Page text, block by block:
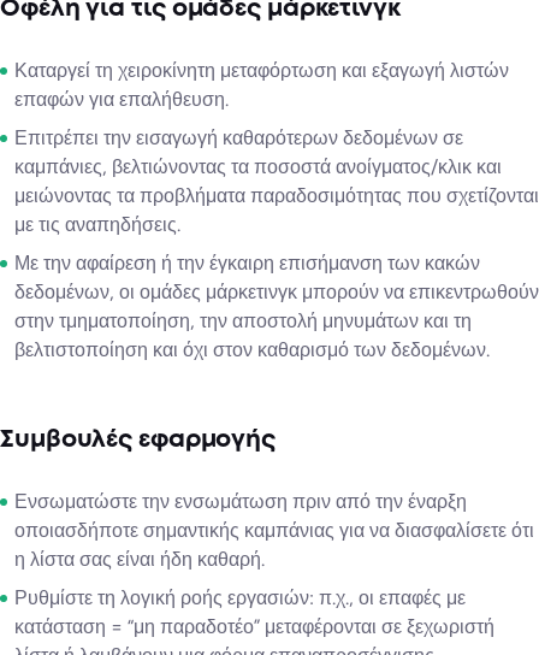
Οφέλη για τις ομάδες μάρκετινγκ
Καταργεί τη χειροκίνητη μεταφόρτωση και εξαγωγή λιστών
επαφών για επαλήθευση.
Επιτρέπει την εισαγωγή καθαρότερων δεδομένων σε
καμπάνιες, βελτιώνοντας τα ποσοστά ανοίγματος/κλικ και
μειώνοντας τα προβλήματα παραδοσιμότητας που σχετίζονται
με τις αναπηδήσεις.
Με την αφαίρεση ή την έγκαιρη επισήμανση των κακών
δεδομένων, οι ομάδες μάρκετινγκ μπορούν να επικεντρωθούν
στην τμηματοποίηση, την αποστολή μηνυμάτων και τη
βελτιστοποίηση και όχι στον καθαρισμό των δεδομένων.
Συμβουλές εφαρμογής
Ενσωματώστε την ενσωμάτωση πριν από την έναρξη
οποιασδήποτε σημαντικής καμπάνιας για να διασφαλίσετε ότι
η λίστα σας είναι ήδη καθαρή.
Ρυθμίστε τη λογική ροής εργασιών: π.χ., οι επαφές με
κατάσταση = “μη παραδοτέο” μεταφέρονται σε ξεχωριστή